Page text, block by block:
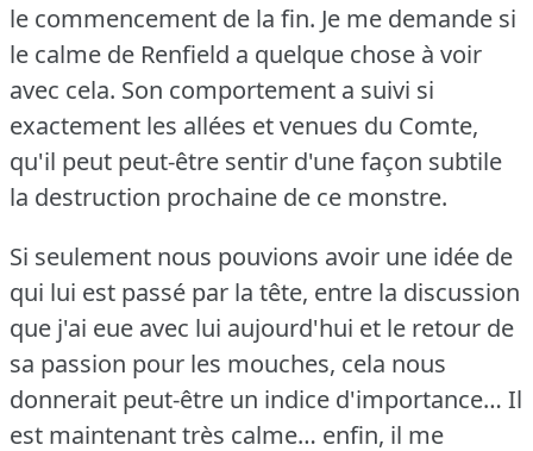
le commencement de la fin. Je me demande si
le calme de Renfield a quelque chose à voir
avec cela. Son comportement a suivi si
exactement les allées et venues du Comte,
qu'il peut peut-être sentir d'une façon subtile
la destruction prochaine de ce monstre.
Si seulement nous pouvions avoir une idée de
qui lui est passé par la tête, entre la discussion
que j'ai eue avec lui aujourd'hui et le retour de
sa passion pour les mouches, cela nous
donnerait peut-être un indice d'importance… Il
est maintenant très calme… enfin, il me